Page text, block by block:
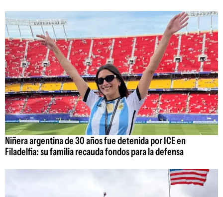
Niñera argentina de 30 años fue detenida por ICE en
Filadelfia: su familia recauda fondos para la defensa